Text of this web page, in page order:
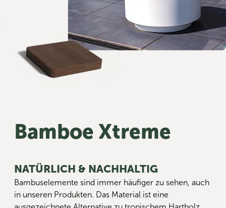
Bamboe Xtreme
NATÜRLICH & NACHHALTIG
Bambuselemente sind immer häufiger zu sehen, auch
in unseren Produkten. Das Material ist eine